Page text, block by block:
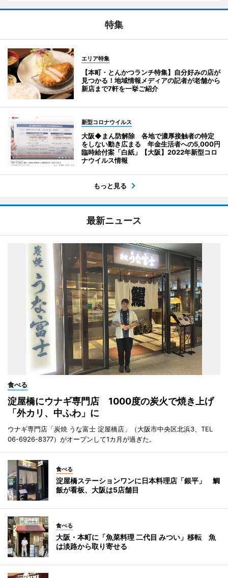
特集
エリア特集
【本町・とんかつランチ特集】自分好みの店が
見つかる！地域情報メディアの記者が老舗から
新店まで7軒を一挙ご紹介
新型コロナウイルス
大阪◆まん防解除 各地で濃厚接触者の特定
をしない動き広まる 年金生活者への5,000円
臨時給付案「白紙」【大阪】2022年新型コロ
ナウイルス情報
もっと見る
最新ニュース
食べる
淀屋橋にウナギ専門店 1000度の炭火で焼き上げ
「外カリ、中ふわ」に
ウナギ専門店「炭焼 うな富士 淀屋橋店」（大阪市中央区北浜3、TEL
06-6926-8377）がオープンして1カ月が過ぎた。
食べる
淀屋橋ステーションワンに日本料理店「銀平」 鯛
飯が看板、大阪は5店舗目
食べる
大阪・本町に「魚菜料理 二代目 みつい」移転 魚
は淡路から取り寄せる